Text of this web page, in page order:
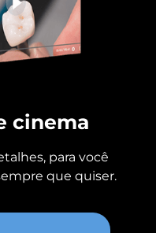
cinema
para você
que quiser.